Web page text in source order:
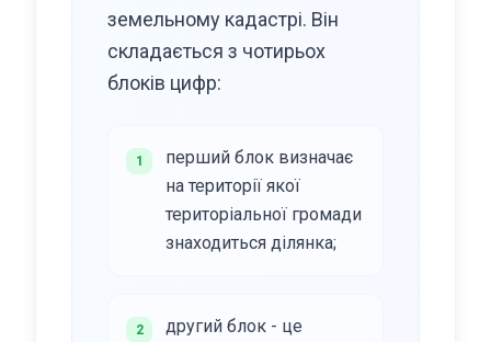
земельному кадастрі. Він
складається з чотирьох
блоків цифр:
1
перший блок визначає
на території якої
територіальної громади
знаходиться ділянка;
2
другий блок - це